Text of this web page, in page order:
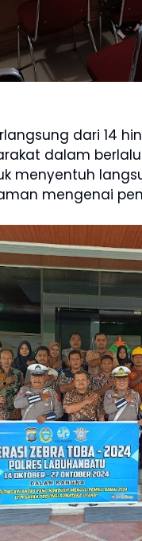
dari 14
dalam
menyentuh
mengenai